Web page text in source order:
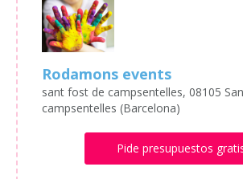
Rodamons events
sant fost de campsentelles, 08105
campsentelles (Barcelona)
Pide presupuestos